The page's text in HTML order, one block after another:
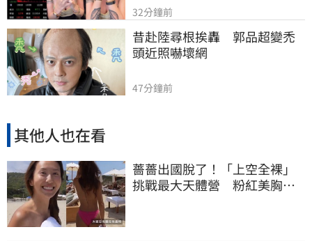
32分鐘前
昔赴陸尋根挨轟　郭品超變禿
頭近照嚇壞網
47分鐘前
其他人也在看
薔薔出國脫了！「上空全裸」
挑戰最大天體營 粉紅美胸被